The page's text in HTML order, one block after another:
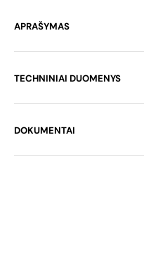
APRAŠYMAS
TECHNINIAI DUOMENYS
DOKUMENTAI